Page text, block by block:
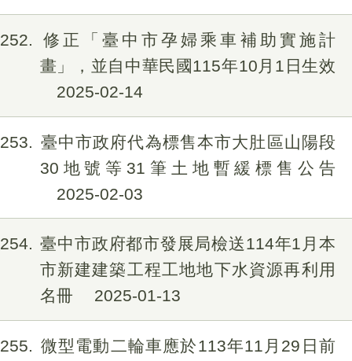
252
修正「臺中市孕婦乘車補助實施計
畫」，並自中華民國115年10月1日生效
2025-02-14
253
臺中市政府代為標售本市大肚區山陽段
30地號等31筆土地暫緩標售公告
2025-02-03
254
臺中市政府都市發展局檢送114年1月本
市新建建築工程工地地下水資源再利用
名冊
2025-01-13
255
微型電動二輪車應於113年11月29日前